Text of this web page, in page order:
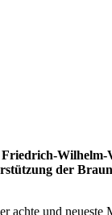
Friedrich-
der
achte und